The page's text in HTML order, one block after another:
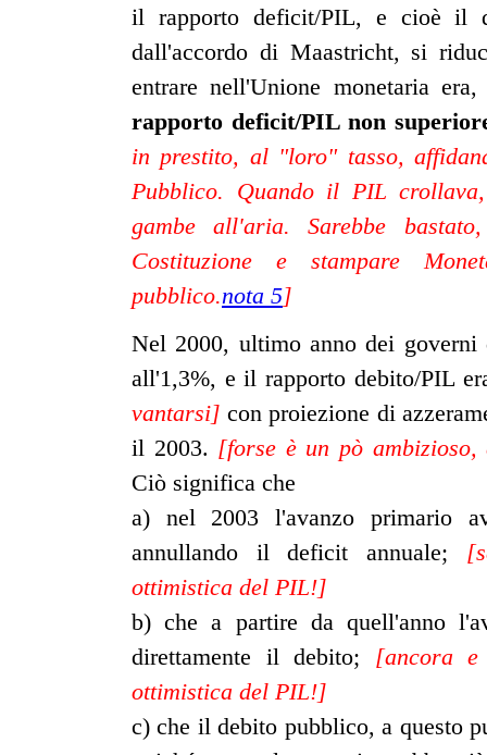
il rapporto deficit/PIL, e cioè il
dall'accordo di Maastricht, si
entrare nell'Unione monetaria
rapporto deficit/PIL non
in prestito, al "loro" tasso,
Pubblico. Quando il PIL
gambe all'aria. Sarebbe
Costituzione e stampare
pubblico.nota 5]
Nel 2000, ultimo anno dei
all'1,3%, e il rapporto debito/PIL
vantarsi] con proiezione di
il 2003. [forse è un pò
Ciò significa che
a) nel 2003 l'avanzo primario
annullando il deficit annuale;
ottimistica del PIL!]
b) che a partire da quell'anno
direttamente il debito; [ancora e
ottimistica del PIL!]
c) che il debito pubblico, a questo